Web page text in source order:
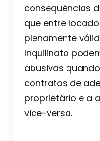
consequências
que entre
plenamente
Inquilinato
abusivas
contratos de
proprietário e a
vice-versa.